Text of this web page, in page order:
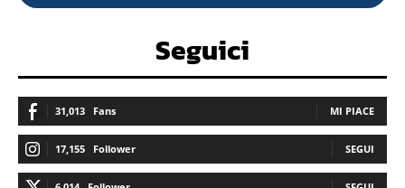
Seguici
31,013 Fans MI PIACE
17,155 Follower SEGUI